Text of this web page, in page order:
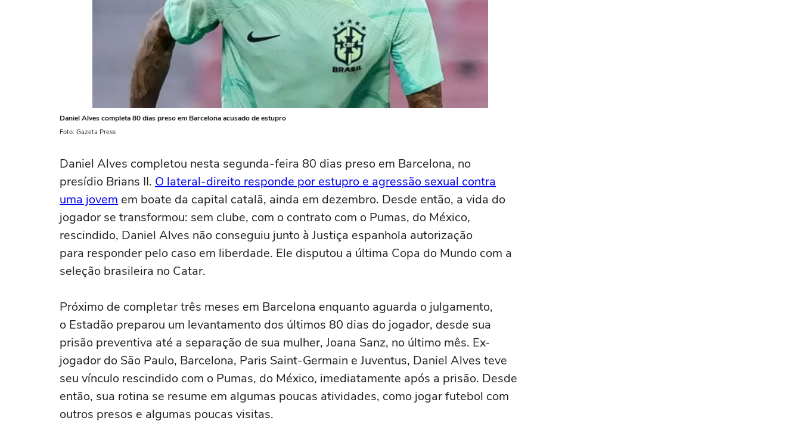
Daniel Alves completa 80 dias preso em Barcelona acusado de estupro
Foto: Gazeta Press
Daniel Alves completou nesta segunda-feira 80 dias preso em Barcelona, no
presídio Brians II. O lateral-direito responde por estupro e agressão sexual contra
uma jovem em boate da capital catalã, ainda em dezembro. Desde então, a vida do
jogador se transformou: sem clube, com o contrato com o Pumas, do México,
rescindido, Daniel Alves não conseguiu junto à Justiça espanhola autorização
para responder pelo caso em liberdade. Ele disputou a última Copa do Mundo com a
seleção brasileira no Catar.
Próximo de completar três meses em Barcelona enquanto aguarda o julgamento,
o Estadão preparou um levantamento dos últimos 80 dias do jogador, desde sua
prisão preventiva até a separação de sua mulher, Joana Sanz, no último mês. Ex-
jogador do São Paulo, Barcelona, Paris Saint-Germain e Juventus, Daniel Alves teve
seu vínculo rescindido com o Pumas, do México, imediatamente após a prisão. Desde
então, sua rotina se resume em algumas poucas atividades, como jogar futebol com
outros presos e algumas poucas visitas.